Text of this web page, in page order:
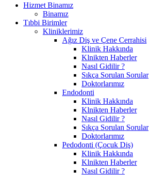
Hizmet Binamız
Binamız
Tıbbi Birimler
Kliniklerimiz
Ağız Diş ve Çene Cerrahisi
Klinik Hakkında
Klnikten Haberler
Nasıl Gidilir ?
Sıkça Sorulan Sorular
Doktorlarımız
Endodonti
Klinik Hakkında
Klnikten Haberler
Nasıl Gidilir ?
Sıkça Sorulan Sorular
Doktorlarımız
Pedodonti (Çocuk Diş)
Klinik Hakkında
Klnikten Haberler
Nasıl Gidilir ?